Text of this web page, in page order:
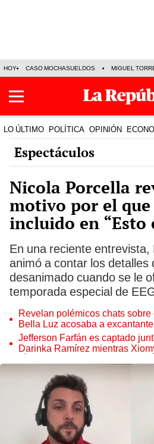
HOY CASO MOCHASUELDOS MIGUEL
LO ÚLTIMO POLÍTICA OPINIÓN
Espectáculos
Nicola Porcella
motivo por el
incluido en “Esto
En una reciente entrevista,
animó a contar los detalles
desanimado cuando se le
temporada especial de
Revelan polémicos chats
Bella Luz acosaba a
Jefferson Farfán es captado
Darinka Ramírez mientras